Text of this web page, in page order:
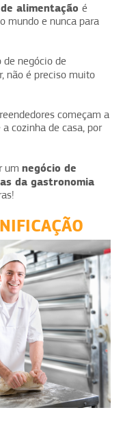
alimentação é
mundo e nunca para
de negócio de
não é preciso muito
começam a
cozinha de casa, por
um negócio de
da gastronomia